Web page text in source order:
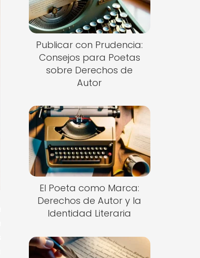
Publicar con Prudencia:
Consejos para Poetas
sobre Derechos de
Autor
El Poeta como Marca:
Derechos de Autor y la
Identidad Literaria